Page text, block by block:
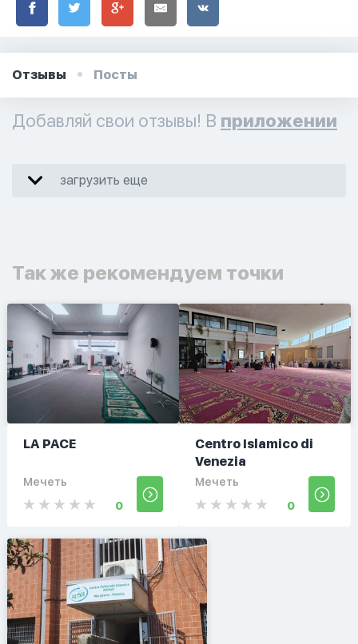
Отзывы Посты
Добавляй свои отзывы! В приложении
загрузить еще
Так же рекомендуем точки
LA PACE
Мечеть
0
Centro Islamico di
Venezia
Мечеть
0